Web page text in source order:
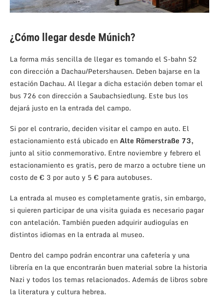
¿Cómo llegar desde Múnich?
La forma más sencilla de llegar es tomando el S-bahn S2
con dirección a Dachau/Petershausen. Deben bajarse en la
estación Dachau. Al llegar a dicha estación deben tomar el
bus 726 con dirección a Saubachsiedlung. Este bus los
dejará justo en la entrada del campo.
Si por el contrario, deciden visitar el campo en auto. El
estacionamiento está ubicado enAlte Römerstraße 73,
junto al sitio conmemorativo. Entre noviembre y febrero el
estacionamiento es gratis, pero de marzo a octubre tiene un
costo de € 3 por auto y 5 € para autobuses.
La entrada al museo es completamente gratis, sin embargo,
si quieren participar de una visita guiada es necesario pagar
con antelación. También pueden adquirir audioguías en
distintos idiomas en la entrada al museo.
Dentro del campo podrán encontrar una cafetería y una
librería en la que encontrarán buen material sobre la historia
Nazi y todos los temas relacionados. Además de libros sobre
la literatura y cultura hebrea.